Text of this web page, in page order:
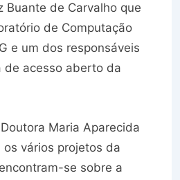
Buante de Carvalho que
de Computação
e um dos responsáveis
de acesso aberto da
Maria Aparecida
vários projetos da
se sobre a